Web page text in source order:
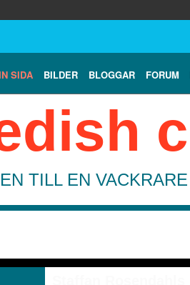
SIDA BILDER BLOGGAR FORUM
TILL EN